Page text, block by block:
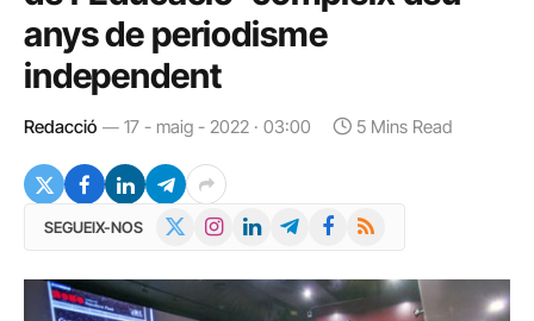
anys de periodisme
independent
Redacció 17 - maig - 2022 · 03:00 5 Mins Read
SEGUEIX-NOS InstagramLinkedInTelegramFacebook
RSS